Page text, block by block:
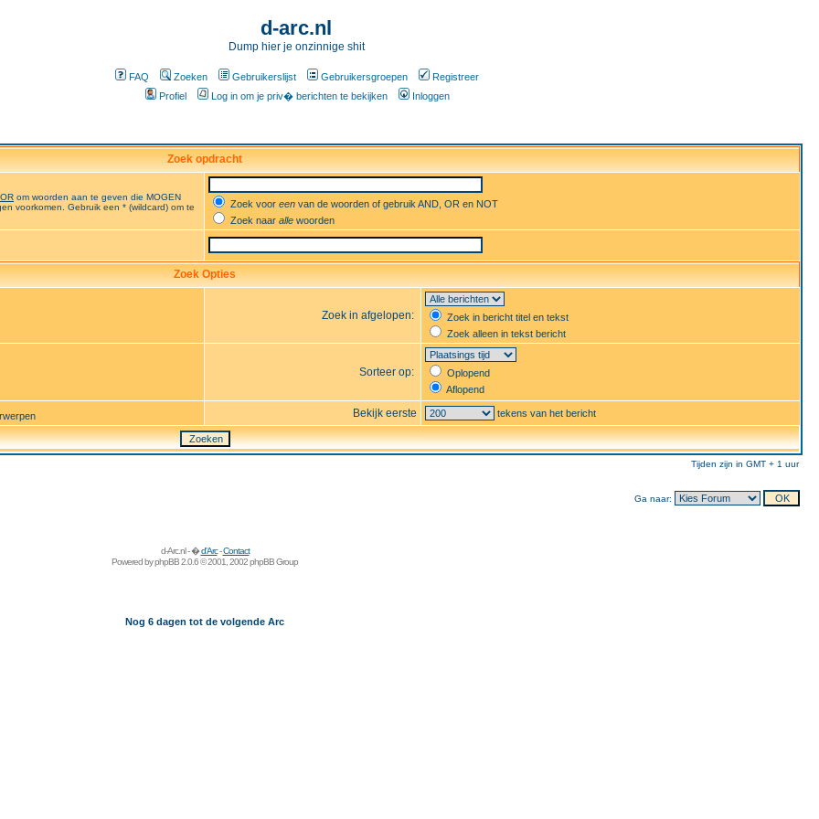
d-arc.nl
Dump hier je onzinnige shit
FAQ Zoeken Gebruikerslijst Gebruikersgroepen
Registreer
Profiel
Log in om je priv� berichten te bekijken Inloggen
Zoek opdracht
OR om woorden aan te geven die MOGEN
voorkomen. Gebruik een * (wildcard) om te
Zoek voor een van de woorden of gebruik AND, OR en NOT
Zoek naar alle woorden
Zoek Opties
Zoek in afgelopen:
Zoek in bericht titel en tekst
Zoek alleen in tekst bericht
Sorteer op:
Oplopend
Aflopend
Bekijk eerste tekens van het bericht
Tijden zijn in GMT + 1 uur
Ga naar:
d-Arc.nl - �d'Arc-Contact
Powered byphpBB2.0.6 © 2001, 2002 phpBB Group
Nog 6 dagen tot de volgende Arc